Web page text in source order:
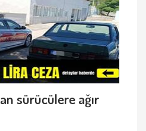
sürücülere ağır